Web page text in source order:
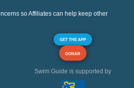
so Affiliates can help keep other
GET THE APP
DONAR
Swim Guide is supported by